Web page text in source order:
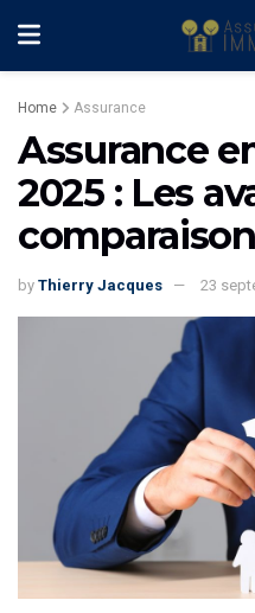
Home Assurance
Assurance
2025 : Les
by Thierry Jacques 23